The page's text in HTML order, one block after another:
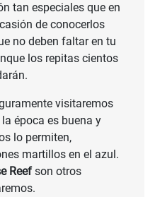
tan especiales que en
de conocerlos
no deben faltar en tu
los repitas cientos
visitaremos
época es buena y
lo permiten,
martillos en el azul.
Reefson otros